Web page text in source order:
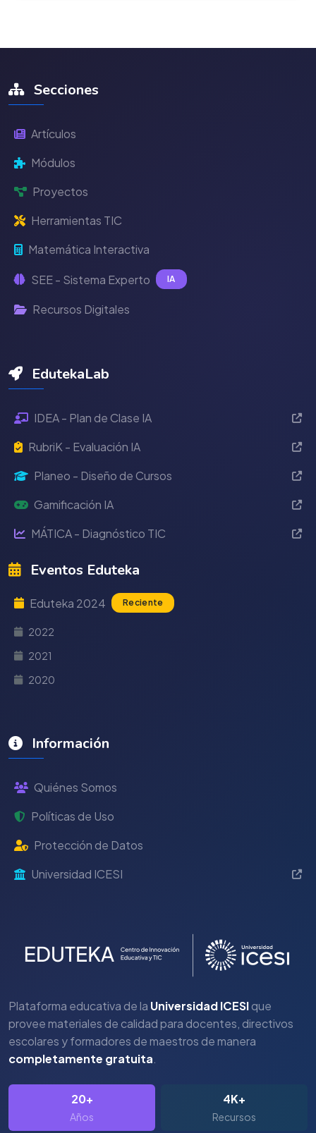
Secciones
Artículos
Módulos
Proyectos
Herramientas TIC
Matemática Interactiva
SEE - Sistema Experto IA
Recursos Digitales
EdutekaLab
IDEA - Plan de Clase IA
RubriK - Evaluación IA
Planeo - Diseño de Cursos
Gamificación IA
MÁTICA - Diagnóstico TIC
Eventos Eduteka
Eduteka 2024 Reciente
2022
2021
2020
Información
Quiénes Somos
Políticas de Uso
Protección de Datos
Universidad ICESI
Plataforma educativa de la Universidad ICESIque
provee materiales de calidad para docentes, directivos
escolares y formadores de maestros de manera
completamente gratuita.
20+
Años
4K+
Recursos